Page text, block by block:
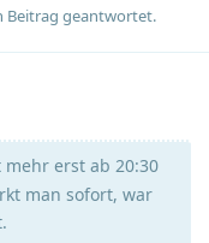
Beitrag geantwortet.
erst ab 20:30
man sofort, war